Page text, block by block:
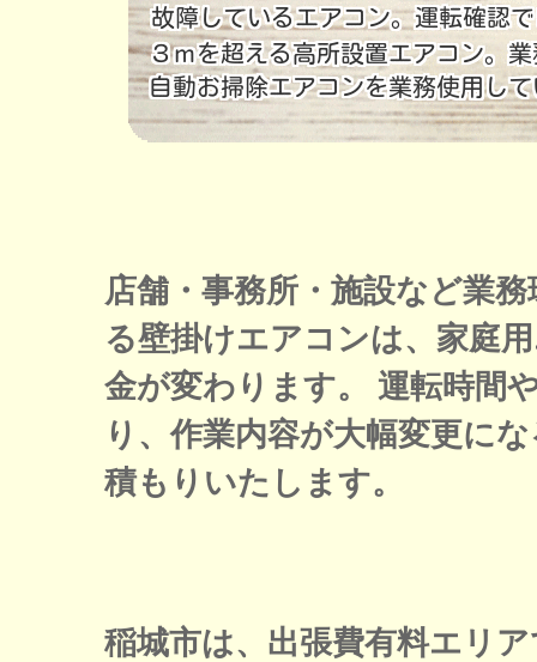
店舗・事務所・施設など業
る壁掛けエアコンは、家庭
金が変わります。 運転時間
り、作業内容が大幅変更に
積もりいたします。
稲城市は、出張費有料エリ